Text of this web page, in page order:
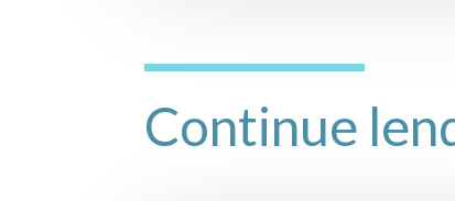
Continue